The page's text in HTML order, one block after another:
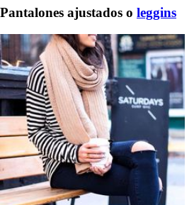
Pantalones ajustados o leggins